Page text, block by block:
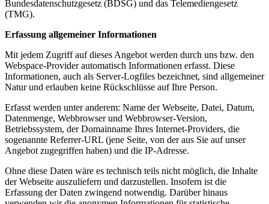
Bundesdatenschutzgesetz (BDSG) und das Telemediengesetz
(TMG).
Erfassung allgemeiner Informationen
Mit jedem Zugriff auf dieses Angebot werden durch uns bzw. den
Webspace-Provider automatisch Informationen erfasst. Diese
Informationen, auch als Server-Logfiles bezeichnet, sind allgemeiner
Natur und erlauben keine Rückschlüsse auf Ihre Person.
Erfasst werden unter anderem: Name der Webseite, Datei, Datum,
Datenmenge, Webbrowser und Webbrowser-Version,
Betriebssystem, der Domainname Ihres Internet-Providers, die
sogenannte Referrer-URL (jene Seite, von der aus Sie auf unser
Angebot zugegriffen haben) und die IP-Adresse.
Ohne diese Daten wäre es technisch teils nicht möglich, die Inhalte
der Webseite auszuliefern und darzustellen. Insofern ist die
Erfassung der Daten zwingend notwendig. Darüber hinaus